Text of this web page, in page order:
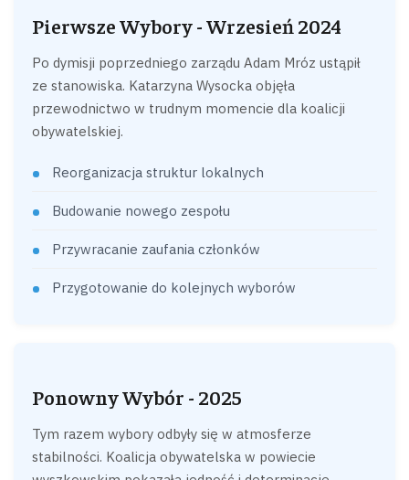
Pierwsze Wybory - Wrzesień 2024
Po dymisji poprzedniego zarządu Adam Mróz ustąpił
ze stanowiska. Katarzyna Wysocka objęła
przewodnictwo w trudnym momencie dla koalicji
obywatelskiej.
Reorganizacja struktur lokalnych
Budowanie nowego zespołu
Przywracanie zaufania członków
Przygotowanie do kolejnych wyborów
Ponowny Wybór - 2025
Tym razem wybory odbyły się w atmosferze
stabilności. Koalicja obywatelska w powiecie